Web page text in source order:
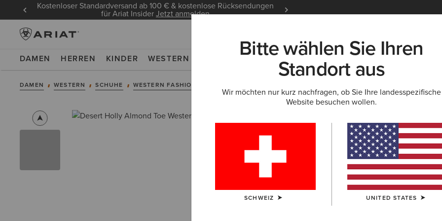
Kostenloser Standardversand ab 100 € & kostenlose Rücksendungen
für Ariat InsiderJetzt anmelden
DAMEN HERREN KINDER WESTERN NEU & FEATURED ARIAT LIFE OUTLET
DAMEN WESTERN SCHUHE WESTERN FASHION
Desert
235,00 €
(111)
FARBE:
Bitte wählen Sie Ihren
Standort aus
Wir möchten nur kurz nachfragen, ob Sie Ihre landesspezifische
Website besuchen wollen.
SCHWEIZ UNITED STATES